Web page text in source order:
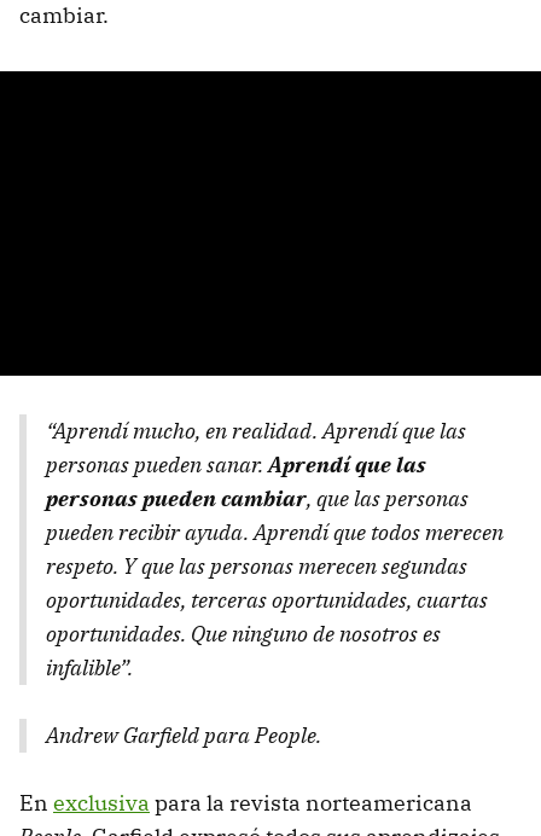
cambiar.
“Aprendí mucho, en realidad. Aprendí que las
personas pueden sanar.Aprendí que las
personas pueden cambiar, que las personas
pueden recibir ayuda. Aprendí que todos merecen
respeto. Y que las personas merecen segundas
oportunidades, terceras oportunidades, cuartas
oportunidades. Que ninguno de nosotros es
infalible”.
Andrew Garfield para People.
En exclusiva para la revista norteamericana